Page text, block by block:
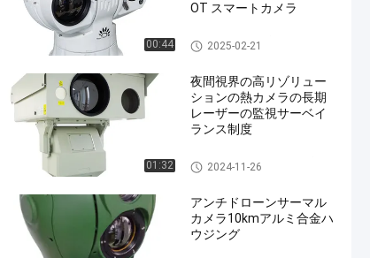
00:44
OT スマートカメラ
長期上昇温暖気流のカメラ
2025-02-21
01:32
夜間視界の高リゾリュー
ションの熱カメラの長期
レーザーの監視サーベイ
ランス制度
熱監視サーベイランス制度
2024-11-26
アンチドローンサーマル
カメラ10kmアルミ合金ハ
ウジング